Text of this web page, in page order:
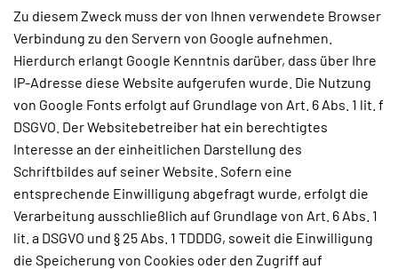
Zu diesem Zweck muss der von Ihnen verwendete Browser
Verbindung zu den Servern von Google aufnehmen.
Hierdurch erlangt Google Kenntnis darüber, dass über Ihre
IP-Adresse diese Website aufgerufen wurde. Die Nutzung
von Google Fonts erfolgt auf Grundlage von Art. 6 Abs. 1 lit. f
DSGVO. Der Websitebetreiber hat ein berechtigtes
Interesse an der einheitlichen Darstellung des
Schriftbildes auf seiner Website. Sofern eine
entsprechende Einwilligung abgefragt wurde, erfolgt die
Verarbeitung ausschließlich auf Grundlage von Art. 6 Abs. 1
lit. a DSGVO und § 25 Abs. 1 TDDDG, soweit die Einwilligung
die Speicherung von Cookies oder den Zugriff auf